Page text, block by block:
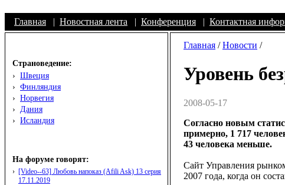
Главная | Новостная лента | Конференция | Контактная
Страноведение:
› Швеция
› Финляндия
› Норвегия
› Дания
› Исландия
На форуме говорят:
› [Video--63] Любовь напоказ (Afili Ask) 13 серия
17.11.2019
Главная /Новости /
Уровень
2008-05-17
Согласно новым
примерно, 1 717
43 человека меньше.
Сайт Управления
2007 года, когда он